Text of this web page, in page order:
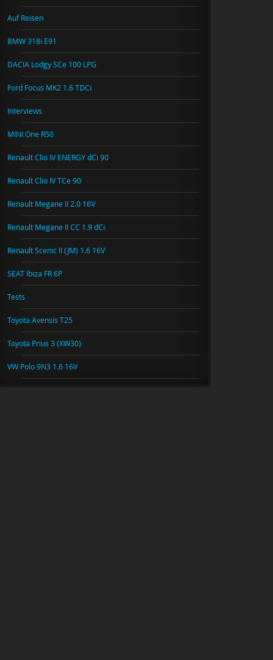
Auf Reisen
BMW 318i E91
DACIA Lodgy SCe 100 LPG
Ford Focus MK2 1.6 TDCi
Interviews
MINI One R50
Renault Clio IV ENERGY dCi 90
Renault Clio IV TCe 90
Renault Megane II 2.0 16V
Renault Megane II CC 1.9 dCi
Renault Scenic II (JM) 1.6 16V
SEAT Ibiza FR 6P
Tests
Toyota Avensis T25
Toyota Prius 3 (XW30)
VW Polo 9N3 1.6 16V